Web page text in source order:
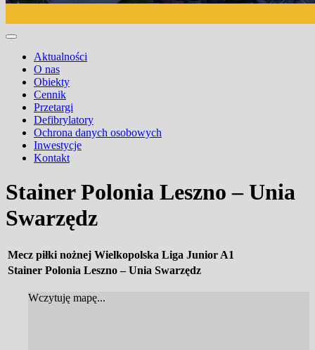
Aktualności
O nas
Obiekty
Cennik
Przetargi
Defibrylatory
Ochrona danych osobowych
Inwestycje
Kontakt
Stainer Polonia Leszno – Unia
Swarzędz
Mecz piłki nożnej Wielkopolska Liga Junior A1
Stainer Polonia Leszno – Unia Swarzędz
Wczytuję mapę...